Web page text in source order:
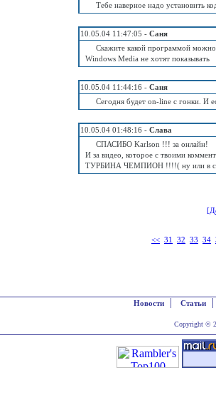
Тебе наверное надо установить
10.05.04 11:47:05 - Саня
Скажите какой программой
Windows Media не хотят показывать
10.05.04 11:44:16 - Саня
Сегодня будет on-line с гонки. И
10.05.04 01:48:16 - Слава
СПАСИБО Karlson !!! за онлайн!
И за видео, которое с твоими
ТУРБИНА ЧЕМПИОН !!!!( ну или в
<< 31 32 33 34
Новости| Статьи
Copyright ©